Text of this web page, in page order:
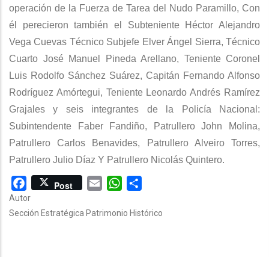
operación de la Fuerza de Tarea del Nudo Paramillo, Con
él perecieron también el Subteniente Héctor Alejandro
Vega Cuevas Técnico Subjefe Elver Ángel Sierra, Técnico
Cuarto José Manuel Pineda Arellano, Teniente Coronel
Luis Rodolfo Sánchez Suárez, Capitán Fernando Alfonso
Rodríguez Amórtegui, Teniente Leonardo Andrés Ramírez
Grajales y seis integrantes de la Policía Nacional:
Subintendente Faber Fandiño, Patrullero John Molina,
Patrullero Carlos Benavides, Patrullero Alveiro Torres,
Patrullero Julio Díaz Y Patrullero Nicolás Quintero.
Facebook
Post Email WhatsApp
Autor
Sección Estratégica Patrimonio Histórico